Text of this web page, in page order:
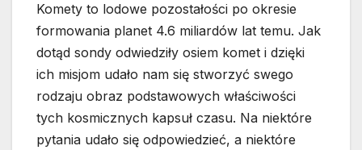
Komety to lodowe pozostałości po okresie
formowania planet 4.6 miliardów lat temu. Jak
dotąd sondy odwiedziły osiem komet i dzięki
ich misjom udało nam się stworzyć swego
rodzaju obraz podstawowych właściwości
tych kosmicznych kapsuł czasu. Na niektóre
pytania udało się odpowiedzieć, a niektóre